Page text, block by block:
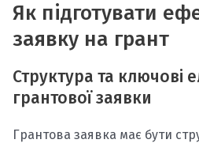
Як підготувати
заявку на грант
Структура та ключові
грантової заявки
Грантова заявка має бути